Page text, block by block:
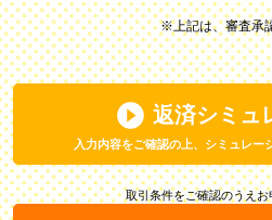
※上記は、審査承
返済シミュ
入力内容をご確認の上、シミュレー
取引条件をご確認のうえ